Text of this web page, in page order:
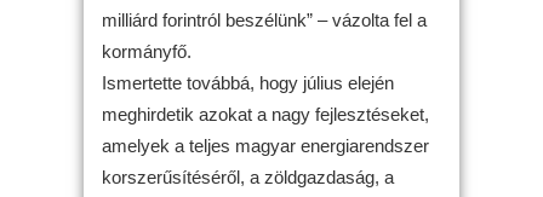
milliárd forintról beszélünk” – vázolta fel a
kormányfő.
Ismertette továbbá, hogy július elején
meghirdetik azokat a nagy fejlesztéseket,
amelyek a teljes magyar energiarendszer
korszerűsítéséről, a zöldgazdaság, a